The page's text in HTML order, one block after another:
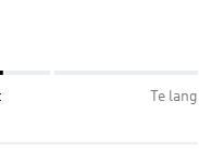
Te lang